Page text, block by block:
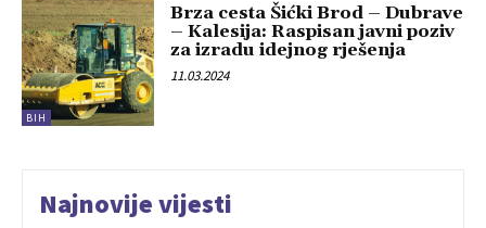
BIH
Brza cesta Šićki Brod – Dubrave
– Kalesija: Raspisan javni poziv
za izradu idejnog rješenja
11.03.2024
Najnovije vijesti